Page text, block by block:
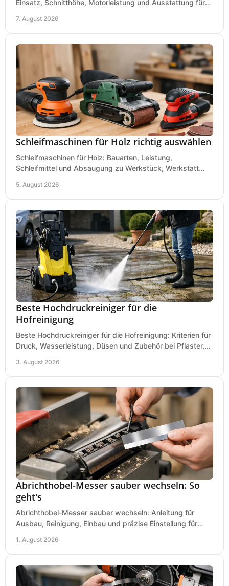
Einsatz, Schnitthöhe, Motorleistung und Ausstattung für
7. August 2026
Schleifmaschinen für Holz richtig auswählen
Schleifmaschinen für Holz: Bauarten, Leistung,
Schleifmittel und Absaugung zu Werkstück, Werkstatt
5. August 2026
Beste Hochdruckreiniger für die
Hofreinigung
Beste Hochdruckreiniger für die Hofreinigung: Kriterien für
Druck, Wasserleistung, Düsen und Zubehör bei Pflaster,
3. August 2026
Abrichthobel-Messer sauber wechseln: So
geht's
Abrichthobel-Messer sauber wechseln: Anleitung für
Ausbau, Reinigung, Einbau und präzise Einstellung für
1. August 2026